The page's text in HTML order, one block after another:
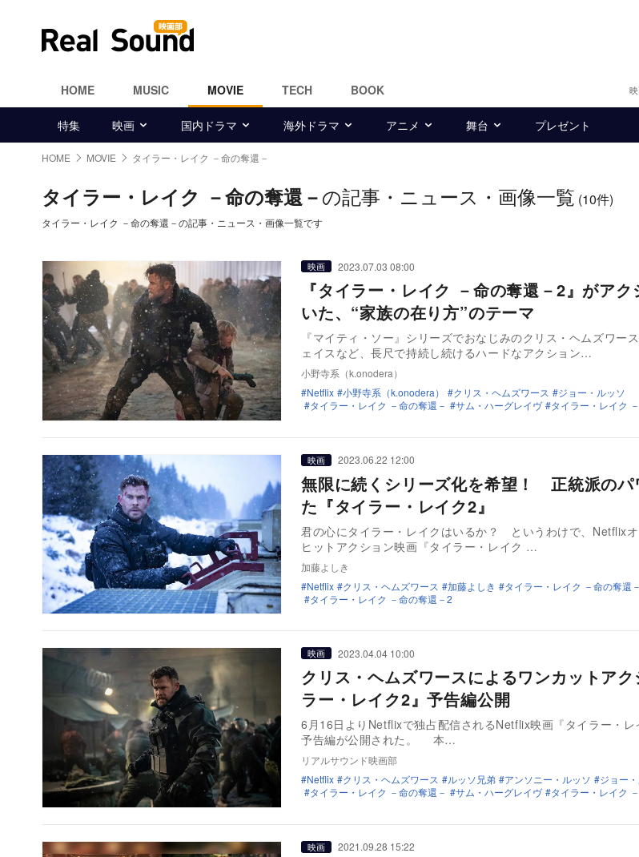
HOME MUSIC MOVIE TECH BOOK
特集 映画 国内ドラマ 海外ドラマ アニメ 舞台 プレゼント
HOME MOVIE タイラー・レイク －命の奪還－
タイラー・レイク －命の奪還－の記事・ニュース・画像一覧 (10件)
タイラー・レイク －命の奪還－の記事・ニュース・画像一覧です
映画 2023.07.03 08:00
『タイラー・レイク －命の奪還－2』がア
いた、“家族の在り方”のテーマ
『マイティ・ソー』シリーズでおなじみのクリス・ヘムズワー
ェイスなど、長尺で持続し続けるハードなアクション…
小野寺系（k.onodera）
Netflix
小野寺系（k.onodera） クリス・ヘムズワース
ジョー・ルッソ
タイラー・レイク －命の奪還－
サム・ハーグレイヴ タイラー・レイク
映画 2023.06.22 12:00
無限に続くシリーズ化を希望！ 正統派のパ
た『タイラー・レイク2』
君の心にタイラー・レイクはいるか？ というわけで、Netflix
ヒットアクション映画『タイラー・レイク …
加藤よしき
Netflix
クリス・ヘムズワース 加藤よしき タイラー・レイク －命の奪還－
タイラー・レイク －命の奪還－2
映画 2023.04.04 10:00
クリス・ヘムズワースによるワンカットア
ラー・レイク2』予告編公開
6月16日よりNetflixで独占配信されるNetflix映画『タイラー・
予告編が公開された。 本…
リアルサウンド映画部
Netflix
クリス・ヘムズワース ルッソ兄弟 アンソニー・ルッソ
ジョー
タイラー・レイク －命の奪還－
サム・ハーグレイヴ タイラー・レイク
映画 2021.09.28 15:22